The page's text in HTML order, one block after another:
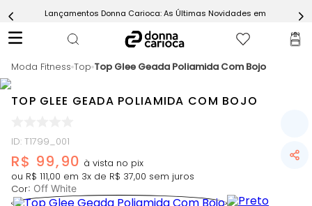
Lançamentos Donna Carioca: As Últimas Novidades em Moda
Moda Fitness Top Top Glee Geada Poliamida Com Bojo
TOP GLEE GEADA POLIAMIDA COM BOJO
ID: T1799_001
R$ 99,90
ou R$ 111,00 em 3x de R$ 37,00 sem juros
Cor: Off White
Short
Epic Vermelho
7º Conjunto
10ºMacaquinho